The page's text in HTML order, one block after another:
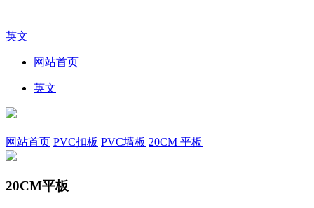
英文
网站首页
英文
网站首页 PVC扣板 PVC墙板 20CM 平板
20CM平板